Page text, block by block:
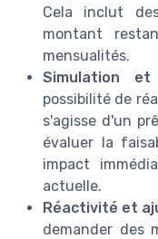
Cela inclut
montant
mensualités.
Simulation et
possibilité de
s'agisse d'un
évaluer la
impact
actuelle.
Réactivité et
demander des